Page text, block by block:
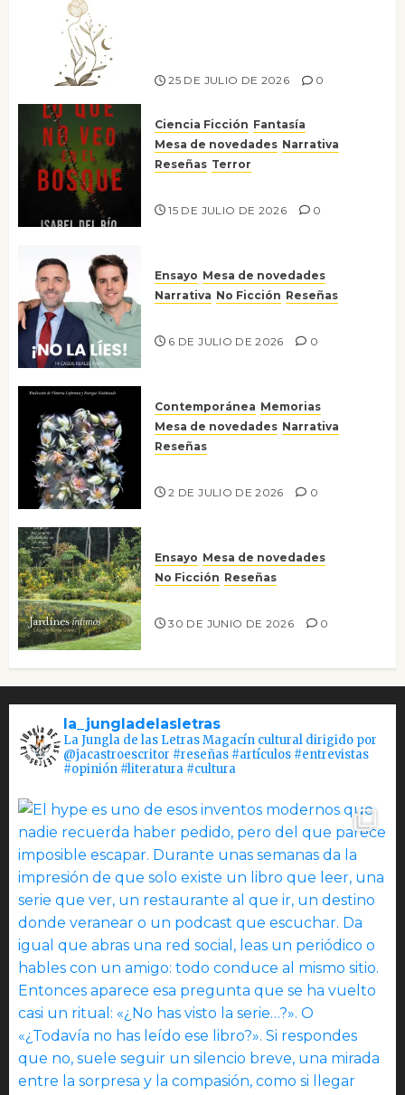
25 DE JULIO DE 2026 0
Ciencia Ficción Fantasía
Mesa de novedades Narrativa
Reseñas Terror
15 DE JULIO DE 2026 0
Ensayo Mesa de novedades
Narrativa No Ficción Reseñas
6 DE JULIO DE 2026 0
Contemporánea Memorias
Mesa de novedades Narrativa
Reseñas
2 DE JULIO DE 2026 0
Ensayo Mesa de novedades
No Ficción Reseñas
30 DE JUNIO DE 2026 0
la_jungladelasletras
La Jungla de las Letras Magacín cultural dirigido por
@jacastroescritor #reseñas #artículos #entrevistas
#opinión #literatura #cultura